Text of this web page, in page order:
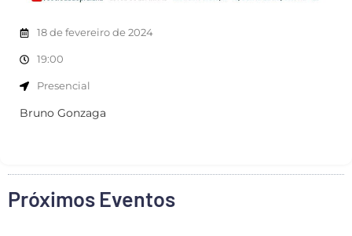
18 de fevereiro de 2024
19:00
Presencial
Bruno Gonzaga
Próximos Eventos